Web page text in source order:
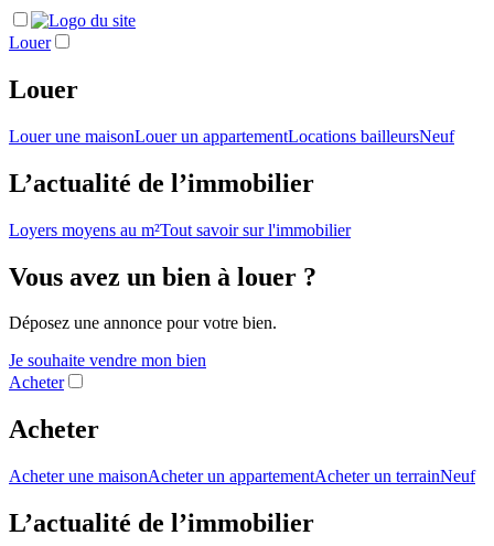
Louer
Louer
Louer une maisonLouer un appartementLocations bailleursNeuf
L’actualité de l’immobilier
Loyers moyens au m²Tout savoir sur l'immobilier
Vous avez un bien à louer ?
Déposez une annonce pour votre bien.
Je souhaite vendre mon bien
Acheter
Acheter
Acheter une maisonAcheter un appartementAcheter un terrainNeuf
L’actualité de l’immobilier